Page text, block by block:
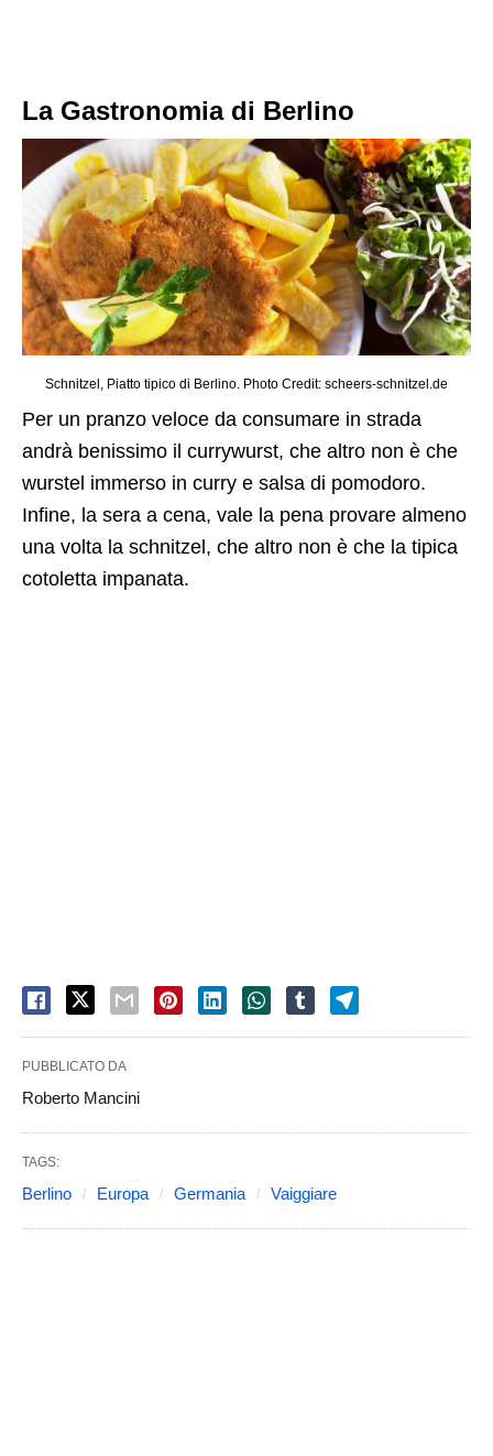
La Gastronomia di Berlino
Schnitzel, Piatto tipico di Berlino. Photo Credit: scheers-schnitzel.de
Per un pranzo veloce da consumare in strada
andrà benissimo il currywurst, che altro non è che
wurstel immerso in curry e salsa di pomodoro.
Infine, la sera a cena, vale la pena provare almeno
una volta la schnitzel, che altro non è che la tipica
cotoletta impanata.
PUBBLICATO DA
Roberto Mancini
TAGS:
Berlino Europa Germania Vaiggiare